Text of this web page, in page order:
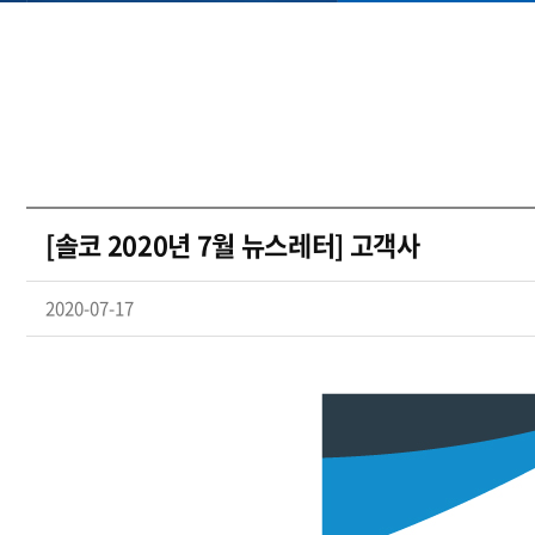
[솔코 2020년 7월 뉴스레터] 고객사
2020-07-17